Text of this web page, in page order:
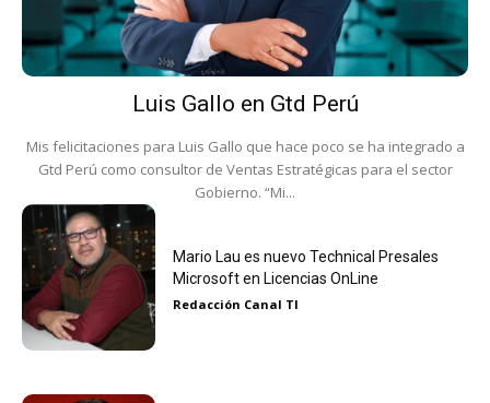
Luis Gallo en Gtd Perú
Mis felicitaciones para Luis Gallo que hace poco se ha integrado a
Gtd Perú como consultor de Ventas Estratégicas para el sector
Gobierno. “Mi...
Mario Lau es nuevo Technical Presales
Microsoft en Licencias OnLine
Redacción Canal TI